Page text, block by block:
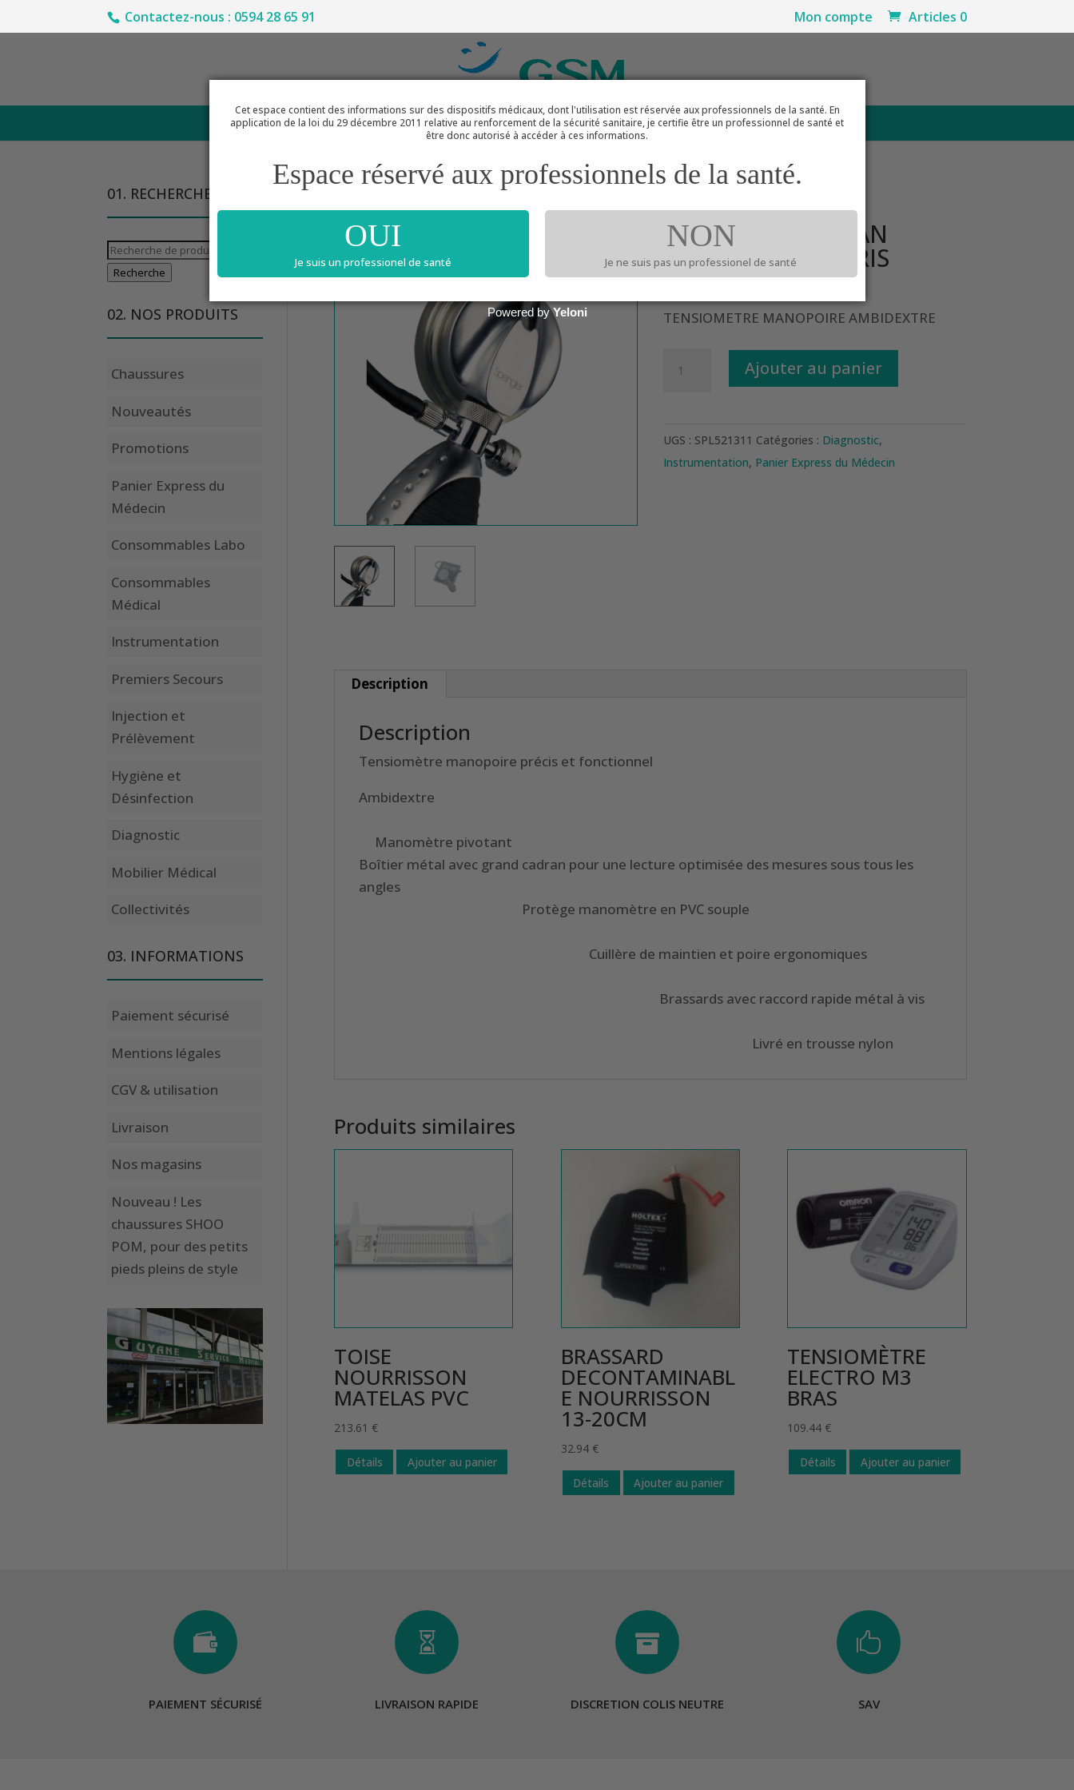
Contactez-nous : 0594 28 65 91 Mon compte Articles 0
ACCUEIL PRODUITS PANIER EXPRESS DU MEDECIN GROUPE CONTACT
TENSIOMETRE LIAN
METAL NYLON GRIS
TENSIOMETRE MANOPOIRE AMBIDEXTRE
METAL
NYLON
Ajouter au panier
UGS : SPL521311 Catégories : Diagnostic,
Instrumentation, Panier Express du Médecin
Description
Description
Tensiomètre manopoire précis et fonctionnel
Ambidextre
Manomètre pivotant
Boîtier métal avec grand cadran pour une lecture optimisée des mesures sous tous les
angles
Protège manomètre en PVC souple
Cuillère de maintien et poire ergonomiques
Brassards avec raccord rapide métal à vis
Livré en trousse nylon
Produits similaires
TOISE
NOURRISSON
MATELAS PVC
213.61 €
Détails Ajouter au panier
BRASSARD
DECONTAMINABL
E NOURRISSON
13-20CM
32.94 €
Détails Ajouter au panier
TENSIOMÈTRE
ELECTRO M3
BRAS
109.44 €
Détails Ajouter au panier
01. RECHERCHE
Recherche
pour :
Recherche
02. NOS PRODUITS
Chaussures
Nouveautés
Promotions
Panier Express du
Médecin
Consommables Labo
Consommables
Médical
Instrumentation
Premiers Secours
Injection et
Prélèvement
Hygiène et
Désinfection
Diagnostic
Mobilier Médical
Collectivités
03. INFORMATIONS
Paiement sécurisé
Mentions légales
CGV & utilisation
Livraison
Nos magasins
Nouveau ! Les
chaussures SHOO
POM, pour des petits
pieds pleins de style

PAIEMENT SÉCURISÉ

LIVRAISON RAPIDE

DISCRETION COLIS NEUTRE

SAV
Cet espace contient des informations sur des dispositifs médicaux, dont l'utilisation est réservée aux professionnels de la santé. En
application de la loi du 29 décembre 2011 relative au renforcement de la sécurité sanitaire, je certifie être un professionnel de santé et
être donc autorisé à accéder à ces informations.
Espace réservé aux professionnels de la santé.
OUI
Je suis un professionel de santé
NON
Je ne suis pas un professionel de santé
Powered byYeloni